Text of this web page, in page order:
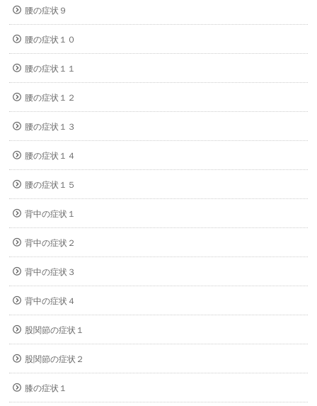
腰の症状９
腰の症状１０
腰の症状１１
腰の症状１２
腰の症状１３
腰の症状１４
腰の症状１５
背中の症状１
背中の症状２
背中の症状３
背中の症状４
股関節の症状１
股関節の症状２
膝の症状１